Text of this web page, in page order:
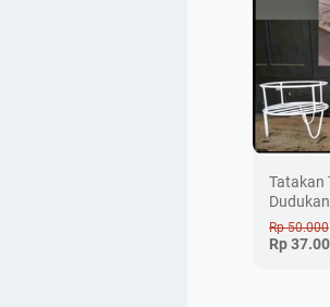
Tatakan
Rp 50.000
Rp